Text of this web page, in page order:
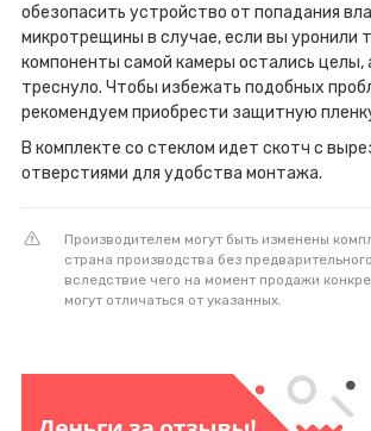
обезопасить устройство от попадания
микротрещины в случае, если вы уронили
компоненты самой камеры остались целы,
треснуло. Чтобы избежать подобных
рекомендуем приобрести защитную
В комплекте со стеклом идет скотч с
отверстиями для удобства монтажа.
Производителем могут быть изменены
страна производства без
вследствие чего на момент продажи
могут отличаться от указанных.